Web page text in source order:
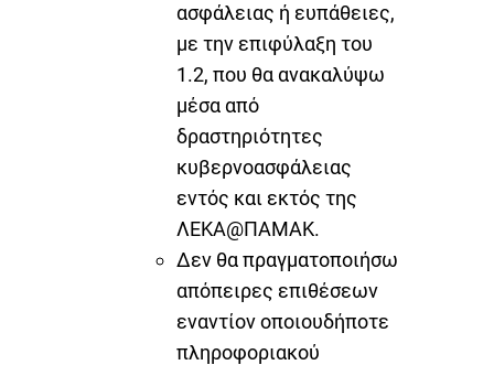
ασφάλειας ή ευπάθειες,
με την επιφύλαξη του
1.2, που θα ανακαλύψω
μέσα από
δραστηριότητες
κυβερνοασφάλειας
εντός και εκτός της
ΛΕΚΑ@ΠΑΜΑΚ.
Δεν θα πραγματοποιήσω
απόπειρες επιθέσεων
εναντίον οποιουδήποτε
πληροφοριακού